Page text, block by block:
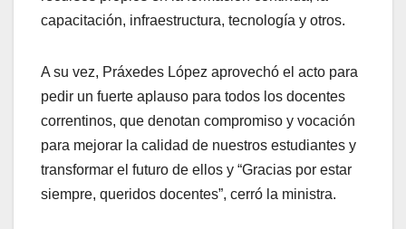
capacitación, infraestructura, tecnología y otros.
A su vez, Práxedes López aprovechó el acto para
pedir un fuerte aplauso para todos los docentes
correntinos, que denotan compromiso y vocación
para mejorar la calidad de nuestros estudiantes y
transformar el futuro de ellos y “Gracias por estar
siempre, queridos docentes”, cerró la ministra.